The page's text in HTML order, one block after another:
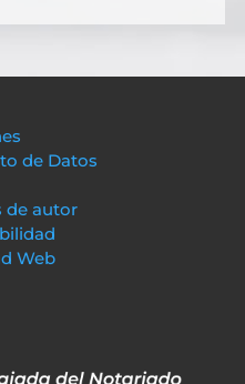
de Datos
de autor
Web